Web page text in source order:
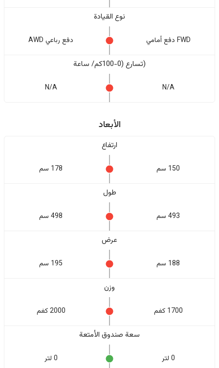
نوع القيادة
FWD دفع أمامي دفع رباعي AWD
(تسارع (0-100كم/ ساعة
N/A
N/A
الأبعاد
ارتفاع
150 سم 178 سم
طول
493 سم 498 سم
عرض
188 سم 195 سم
وزن
1700 كغم 2000 كغم
سعة صندوق الأمتعة
0 لتر 0 لتر